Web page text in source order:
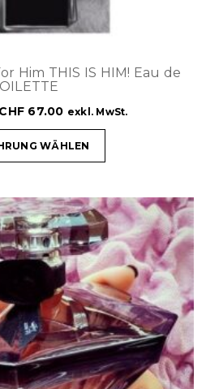
Him THIS IS HIM! Eau de
CHF 67.00 exkl. MwSt.
WÄHLEN